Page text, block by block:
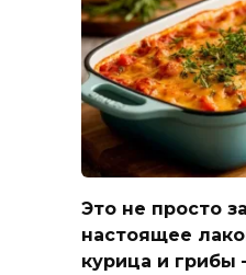
Это не просто
настоящее
курица и